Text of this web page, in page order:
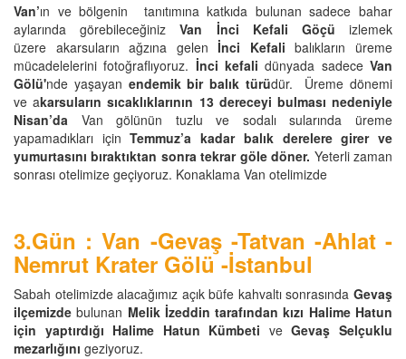
Van’ın ve bölgenin tanıtımına katkıda bulunan sadece bahar
aylarında görebileceğinizVan İnci Kefali Göçüizlemek
üzere akarsuların ağzına gelenİnci Kefali balıkların üreme
mücadelelerini fotoğraflıyoruz. İnci kefali dünyada sadeceVan
Gölü'nde yaşayan endemik bir balık türüdür. Üreme dönemi
ve akarsuların sıcaklıklarının 13 dereceyi bulması nedeniyle
Nisan’da Van gölünün tuzlu ve sodalı sularında üreme
yapamadıkları için Temmuz’a kadar balık derelere girer ve
yumurtasını bıraktıktan sonra tekrar göle döner. Yeterli zaman
sonrası otelimize geçiyoruz. Konaklama Van otelimizde
3.Gün : Van -Gevaş -Tatvan -Ahlat -
Nemrut Krater Gölü -İstanbul
Sabah otelimizde alacağımız açık büfe kahvaltı sonrasında Gevaş
ilçemizde bulunan Melik İzeddin tarafından kızı Halime Hatun
için yaptırdığı Halime Hatun Kümbeti veGevaş Selçuklu
mezarlığını geziyoruz.